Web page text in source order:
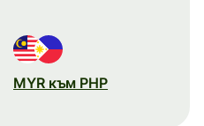
MYR към PHP